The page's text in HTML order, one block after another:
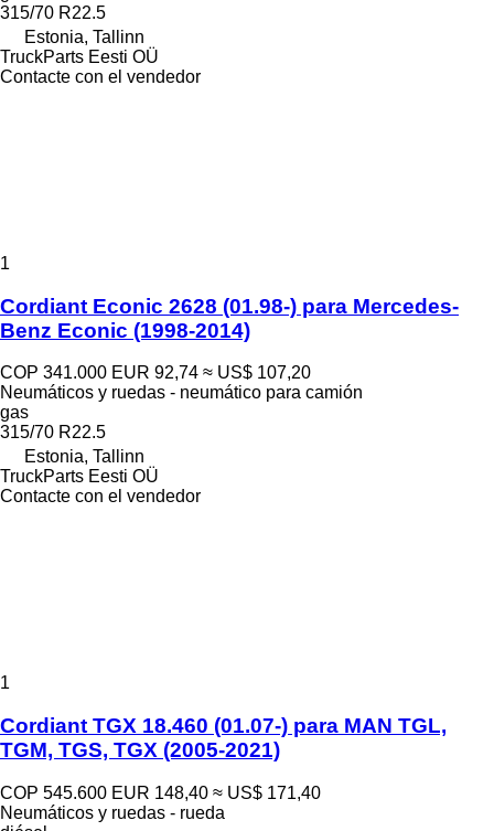
315/70 R22.5
Estonia, Tallinn
TruckParts Eesti OÜ
Contacte con el vendedor
1
Cordiant Econic 2628 (01.98-) para Mercedes-
Benz Econic (1998-2014)
COP 341.000 EUR 92,74 ≈ US$ 107,20
Neumáticos y ruedas - neumático para camión
gas
315/70 R22.5
Estonia, Tallinn
TruckParts Eesti OÜ
Contacte con el vendedor
1
Cordiant TGX 18.460 (01.07-) para MAN TGL,
TGM, TGS, TGX (2005-2021)
COP 545.600 EUR 148,40 ≈ US$ 171,40
Neumáticos y ruedas - rueda